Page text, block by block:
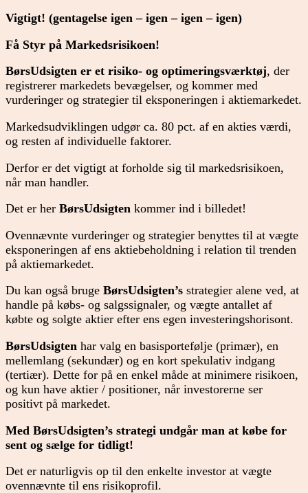
Vigtigt! (gentagelse igen – igen – igen – igen)
Få Styr på Markedsrisikoen!
BørsUdsigten er et risiko- og optimeringsværktøj, der
registrerer markedets bevægelser, og kommer med
vurderinger og strategier til eksponeringen i aktiemarkedet.
Markedsudviklingen udgør ca. 80 pct. af en akties værdi,
og resten af individuelle faktorer.
Derfor er det vigtigt at forholde sig til markedsrisikoen,
når man handler.
Det er her BørsUdsigten kommer ind i billedet!
Ovennævnte vurderinger og strategier benyttes til at vægte
eksponeringen af ens aktiebeholdning i relation til trenden
på aktiemarkedet.
Du kan også bruge BørsUdsigten’s strategier alene ved, at
handle på købs- og salgssignaler, og vægte antallet af
købte og solgte aktier efter ens egen investeringshorisont.
BørsUdsigten har valg en basisportefølje (primær), en
mellemlang (sekundær) og en kort spekulativ indgang
(tertiær). Dette for på en enkel måde at minimere risikoen,
og kun have aktier / positioner, når investorerne ser
positivt på markedet.
Med BørsUdsigten’s strategi undgår man at købe for
sent og sælge for tidligt!
Det er naturligvis op til den enkelte investor at vægte
ovennævnte til ens risikoprofil.